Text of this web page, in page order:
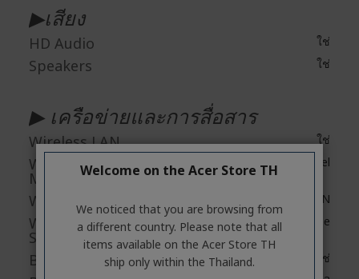
▶เสียง
HD Audio ใช่
Speakers ใช่
▶ เครือข่ายและการสื่อสาร
Wireless LAN ใช่
Wireless LAN
Manufacturer
Intel
Wireless LAN Model Wi-Fi 7 Wireless LAN
Wireless LAN
Standard
802.11 a/b/g/n/ac/ax/be
Bluetooth ใช่
Welcome on the Acer Store TH
We noticed that you are browsing from
a different country. Please note that all
items available on the Acer Store TH
ship only within the Thailand.